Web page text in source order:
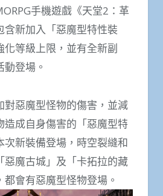
手機遊戲《天堂2：革
含新加入「惡魔型特性裝
化等級上限，並有全新副
登場。
對惡魔型怪物的傷害，並減
造成自身傷害的「惡魔型特
次新裝備登場，時空裂縫和
惡魔古城」及「卡拓拉的藏
會有惡魔型怪物登場。